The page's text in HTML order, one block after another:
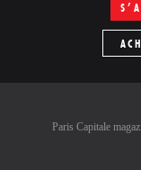
Paris Capitale